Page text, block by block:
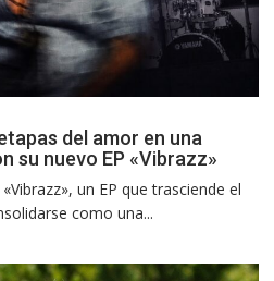
del amor en una
su nuevo EP «Vibrazz»
un EP que trasciende el
como una...